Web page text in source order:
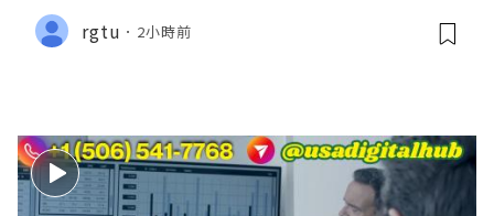
rgtu 2小時前